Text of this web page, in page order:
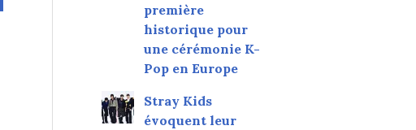
première
historique pour
une cérémonie K-
Pop en Europe
Stray Kids
évoquent leur